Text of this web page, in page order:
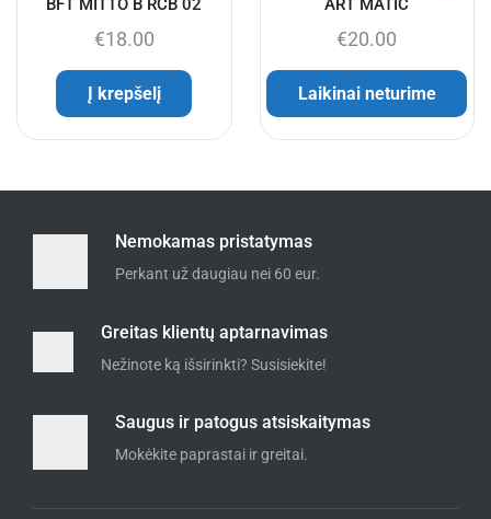
BFT MITTO B RCB 02
€18.00
Į krepšelį
ART MATIC
€20.00
Laikinai neturime
Nemokamas pristatymas
Perkant už daugiau nei 60 eur.
Greitas klientų aptarnavimas
Nežinote ką išsirinkti? Susisiekite!
Saugus ir patogus atsiskaitymas
Mokėkite paprastai ir greitai.